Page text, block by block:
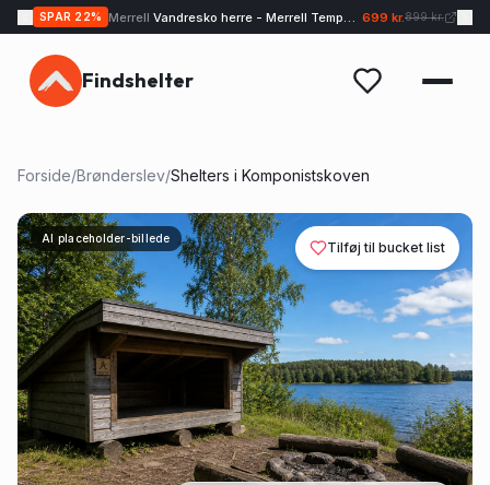
SPAR 22% Merrell Vandresko herre - Merrell Tempo EXP - Sand 699 kr.899 kr.
Findshelter
Forside/Brønderslev/Shelters i Komponistskoven
AI placeholder-billede
Tilføj til bucket list